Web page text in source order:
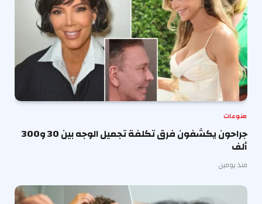
منوعات
جراحون يكشفون فرق تكلفة تجميل الوجه بين 30 و300
ألف
منذ يومين